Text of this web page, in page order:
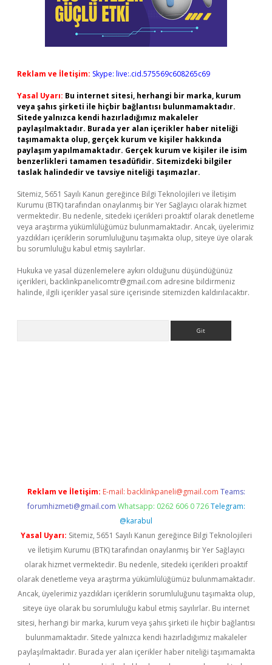
Reklam ve İletişim: Skype: live:.cid.575569c608265c69
Yasal Uyarı: Bu internet sitesi, herhangi bir marka, kurum
veya şahıs şirketi ile hiçbir bağlantısı bulunmamaktadır.
Sitede yalnızca kendi hazırladığımız makaleler
paylaşılmaktadır. Burada yer alan içerikler haber niteliği
taşımamakta olup, gerçek kurum ve kişiler hakkında
paylaşım yapılmamaktadır. Gerçek kurum ve kişiler ile isim
benzerlikleri tamamen tesadüfidir. Sitemizdeki bilgiler
taslak halindedir ve tavsiye niteliği taşımazlar.
Sitemiz, 5651 Sayılı Kanun gereğince Bilgi Teknolojileri ve İletişim
Kurumu (BTK) tarafından onaylanmış bir Yer Sağlayıcı olarak hizmet
vermektedir. Bu nedenle, sitedeki içerikleri proaktif olarak denetleme
veya araştırma yükümlülüğümüz bulunmamaktadır. Ancak, üyelerimiz
yazdıkları içeriklerin sorumluluğunu taşımakta olup, siteye üye olarak
bu sorumluluğu kabul etmiş sayılırlar.
Hukuka ve yasal düzenlemelere aykırı olduğunu düşündüğünüz
içerikleri, backlinkpanelicomtr@gmail.com adresine bildirmeniz
halinde, ilgili içerikler yasal süre içerisinde sitemizden kaldırılacaktır.
Reklam ve İletişim: E-mail: backlinkpaneli@gmail.com Teams:
forumhizmeti@gmail.com Whatsapp: 0262 606 0 726 Telegram:
@karabul
Yasal Uyarı: Sitemiz, 5651 Sayılı Kanun gereğince Bilgi Teknolojileri
ve İletişim Kurumu (BTK) tarafından onaylanmış bir Yer Sağlayıcı
olarak hizmet vermektedir. Bu nedenle, sitedeki içerikleri proaktif
olarak denetleme veya araştırma yükümlülüğümüz bulunmamaktadır.
Ancak, üyelerimiz yazdıkları içeriklerin sorumluluğunu taşımakta olup,
siteye üye olarak bu sorumluluğu kabul etmiş sayılırlar. Bu internet
sitesi, herhangi bir marka, kurum veya şahıs şirketi ile hiçbir bağlantısı
bulunmamaktadır. Sitede yalnızca kendi hazırladığımız makaleler
paylaşılmaktadır. Burada yer alan içerikler haber niteliği taşımamakta